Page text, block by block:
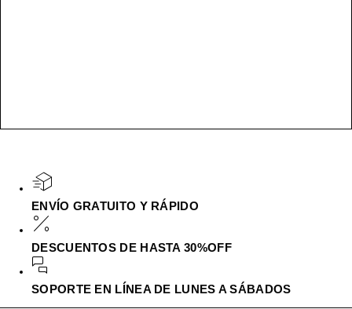
ENVÍO GRATUITO Y RÁPIDO
DESCUENTOS DE HASTA 30%OFF
SOPORTE EN LÍNEA DE LUNES A SÁBADOS